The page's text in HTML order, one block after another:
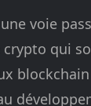
voie
crypto qui